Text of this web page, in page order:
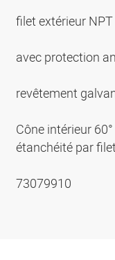
filet extérieur NPT
avec protection
revêtement
Cône intérieur
étanchéité par filet
73079910